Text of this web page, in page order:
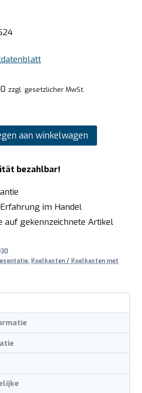
zzgl. gesetzlicher MwSt.
aan winkelwagen
bezahlbar!
im Handel
auf gekennzeichnete Artikel
, Koelkasten / Koelkasten met